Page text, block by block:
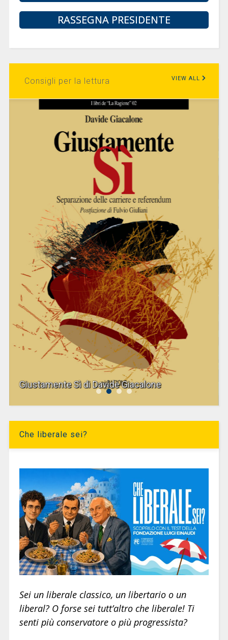
RASSEGNA PRESIDENTE
Consigli per la lettura VIEW ALL
Giustamente Sì di Davide Giacalone
Che liberale sei?
Sei un liberale classico, un libertario o un
liberal? O forse sei tutt’altro che liberale! Ti
senti più conservatore o più progressista?